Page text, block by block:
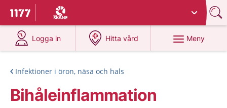
Till startsidan för 1177
Du har valt region
Logga in
på 1177.se
Hitta vård
på 1177.se
Meny
Infektioner i öron, näsa och hals
Bihåleinflammation